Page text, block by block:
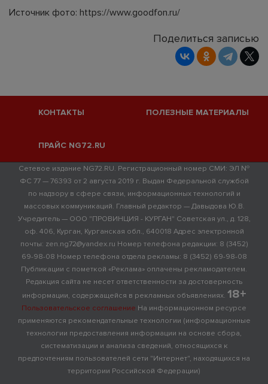
Источник фото: https://www.goodfon.ru/
Поделиться записью
КОНТАКТЫ ПОЛЕЗНЫЕ МАТЕРИАЛЫ
ПРАЙС NG72.RU
Сетевое издание NG72.RU. Регистрационный номер СМИ: ЭЛ №
ФС 77 — 76393 от 2 августа 2019 г. Выдан Федеральной службой
по надзору в сфере связи, информационных технологий и
массовых коммуникаций. Главный редактор — Давыдова Ю.В.
Учредитель — ООО "ПРОВИНЦИЯ - КУРГАН" Советская ул., д. 128,
оф. 406, Курган, Курганская обл., 640018 Адрес электронной
почты: zen.ng72@yandex.ru Номер телефона редакции: 8 (3452)
69-98-08 Номер телефона отдела рекламы: 8 (3452) 69-98-08
Публикации с пометкой «Реклама» оплачены рекламодателем.
Редакция сайта не несет ответственности за достоверность
информации, содержащейся в рекламных объявлениях. 18+
Пользовательское соглашение На информационном ресурсе
применяются рекомендательные технологии (информационные
технологии предоставления информации на основе сбора,
систематизации и анализа сведений, относящихся к
предпочтениям пользователей сети "Интернет", находящихся на
территории Российской Федерации)